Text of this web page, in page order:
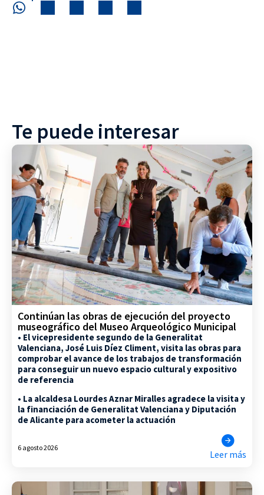
Te puede interesar
Continúan las obras de ejecución del proyecto
museográfico del Museo Arqueológico Municipal
• El vicepresidente segundo de la Generalitat
Valenciana, José Luis Díez Climent, visita las obras para
comprobar el avance de los trabajos de transformación
para conseguir un nuevo espacio cultural y expositivo
de referencia
• La alcaldesa Lourdes Aznar Miralles agradece la visita y
la financiación de Generalitat Valenciana y Diputación
de Alicante para acometer la actuación
6 agosto 2026
Leer más